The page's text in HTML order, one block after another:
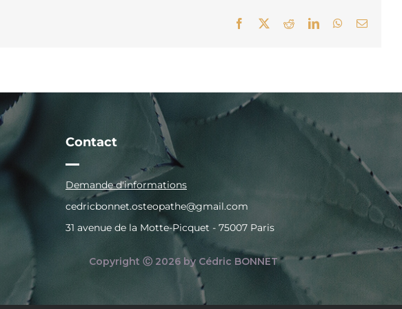
Facebook RedditLinkedInWhatsApp
Email
Contact
Demande d'informations
cedricbonnet.osteopathe@gmail.com
31 avenue de la Motte-Picquet - 75007 Paris
Copyright Ⓒ 2026 by Cédric BONNET